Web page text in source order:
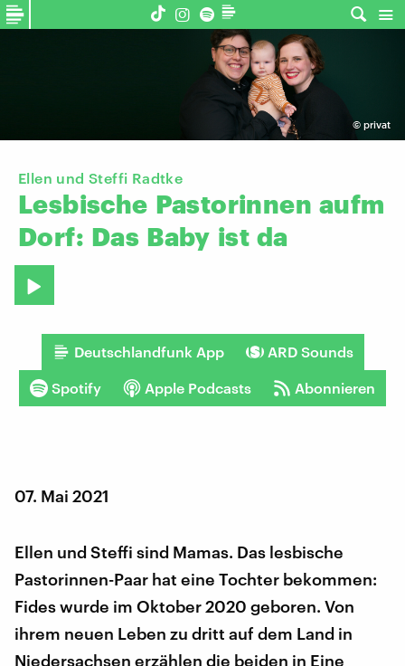
© privat
Ellen und Steffi Radtke
Lesbische Pastorinnen aufm
Dorf: Das Baby ist da
Deutschlandfunk App ARD Sounds
Spotify Apple Podcasts Abonnieren
07. Mai 2021
Ellen und Steffi sind Mamas. Das lesbische
Pastorinnen-Paar hat eine Tochter bekommen:
Fides wurde im Oktober 2020 geboren. Von
ihrem neuen Leben zu dritt auf dem Land in
Niedersachsen erzählen die beiden in Eine